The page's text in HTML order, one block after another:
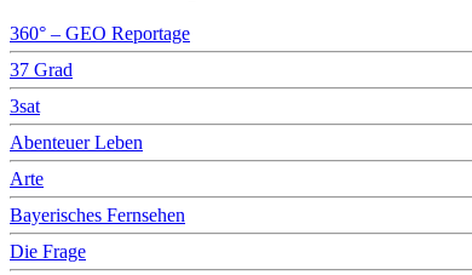
360° – GEO Reportage
37 Grad
3sat
Abenteuer Leben
Arte
Bayerisches Fernsehen
Die Frage